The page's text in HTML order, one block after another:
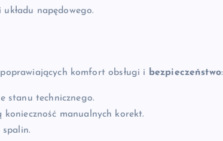
napędowego.
komfort obsługi i bezpieczeństwo:
stanu technicznego.
manualnych korekt.
spalin.